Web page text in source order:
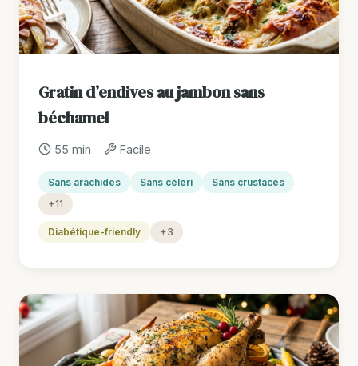
Gratin d’endives au jambon sans
béchamel
55 min Facile
Sans arachides Sans céleri
Sans crustacés
+11
Diabétique-friendly +3